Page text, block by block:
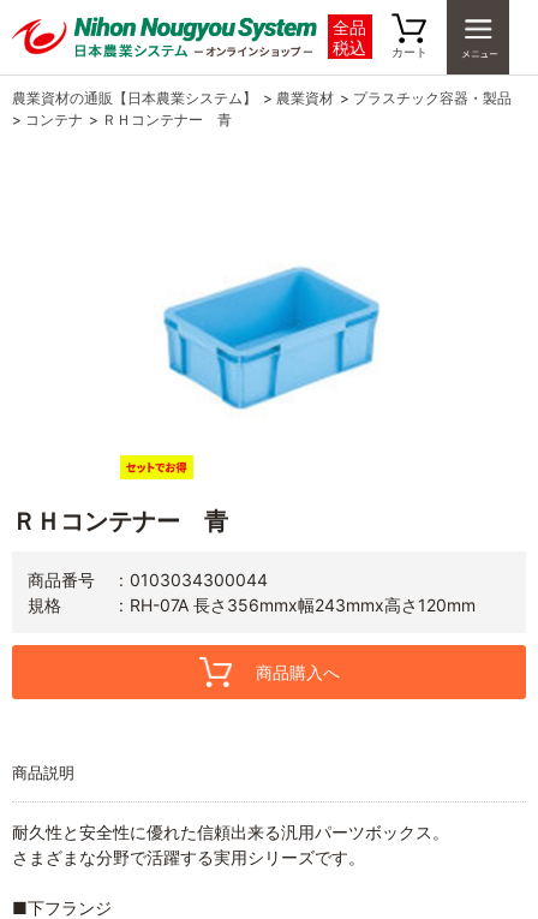
全品
税込
カート
農業資材の通販【日本農業システム】 > 農業資材 > プラスチック容器・製品
> コンテナ > ＲＨコンテナー 青
ＲＨコンテナー 青
商品番号
0103034300044
規格
RH-07A 長さ356mmx幅243mmx高さ120mm
商品購入へ
商品説明
耐久性と安全性に優れた信頼出来る汎用パーツボックス。
さまざまな分野で活躍する実用シリーズです。
■下フランジ